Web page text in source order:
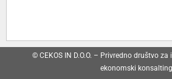
© CEKOS IN D.O.O. – Privredno društvo
ekonomski konsalting